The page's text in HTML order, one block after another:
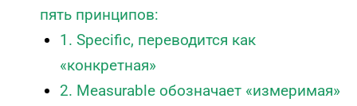
пять принципов:
1. Specific, переводится как
«конкретная»
2. Measurable обозначает «измеримая»